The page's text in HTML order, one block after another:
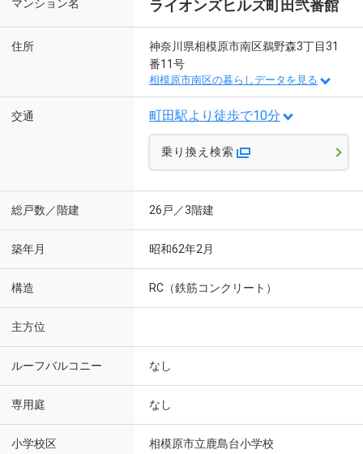
マンション名 ライオンズヒルズ町田弐番館
住所
神奈川県相模原市南区鵜野森3丁目31
番11号
相模原市南区の暮らしデータを見る
交通 町田駅より徒歩で10分
乗り換え検索
総戸数／階建 26戸／3階建
築年月 昭和62年2月
構造 RC（鉄筋コンクリート）
主方位
ルーフバルコニー なし
専用庭 なし
小学校区 相模原市立鹿島台小学校